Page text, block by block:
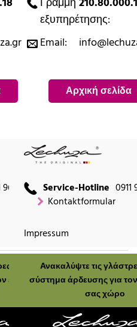
9666 2660
εξυπηρέτησης:
Email:
Αρχική σελίδα
Service-Hotline 0911
Kontaktformular
Impressum
μας με
εξωτερικό
Ανακαλύψτε τις
σύστημα άρδευσης για
σας χώρο